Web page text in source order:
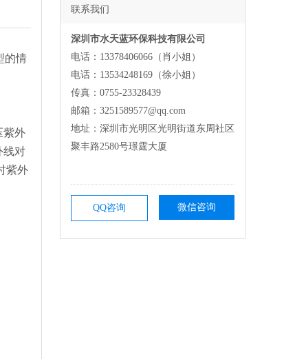
的情
紫外
线对
紫外
联系我们
深圳市水天蓝环保科技有限公司
电话：13378406066（肖小姐）
电话：13534248169（徐小姐）
传真：0755-23328439
邮箱：3251589577@qq.com
地址：深圳市光明区光明街道东周社区
聚丰路2580号璟霆大厦
QQ咨询 微信咨询